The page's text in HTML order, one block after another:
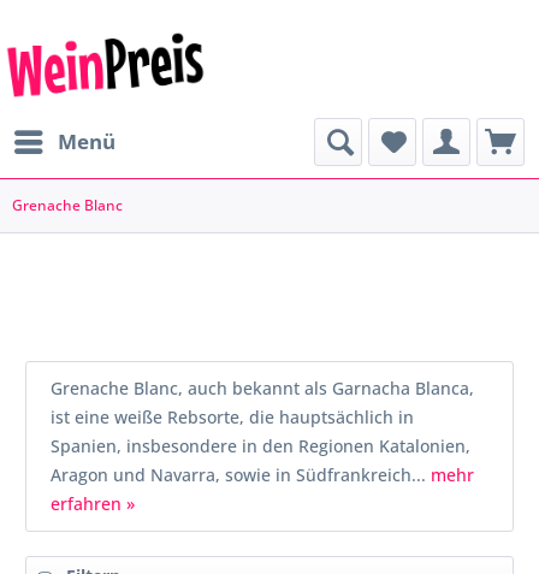
Menü
Grenache Blanc
Grenache Blanc, auch bekannt als Garnacha Blanca,
ist eine weiße Rebsorte, die hauptsächlich in
Spanien, insbesondere in den Regionen Katalonien,
Aragon und Navarra, sowie in Südfrankreich... mehr
erfahren »